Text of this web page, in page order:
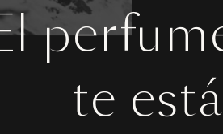
te